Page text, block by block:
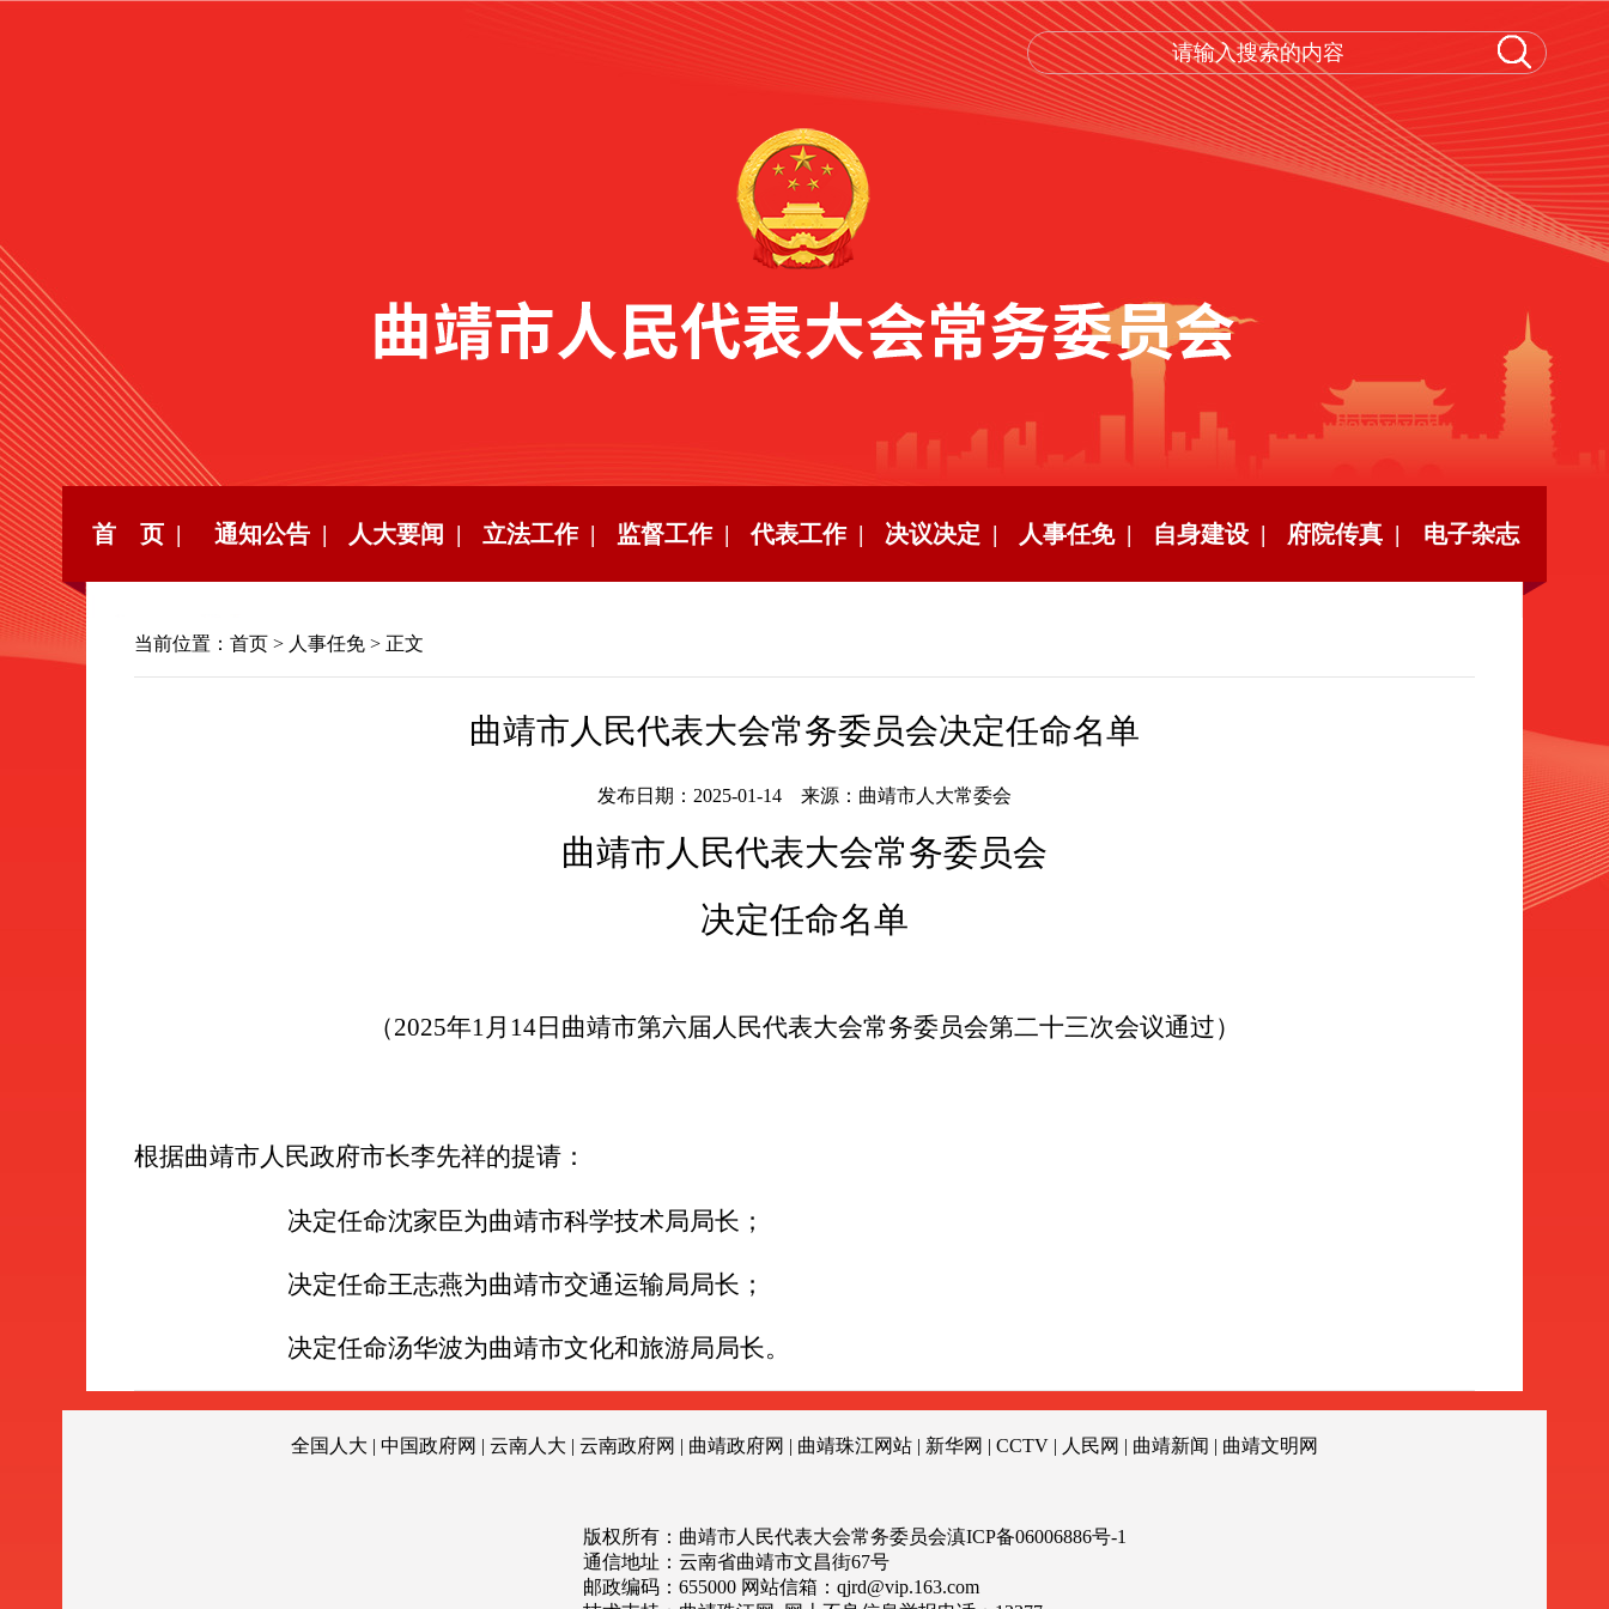
首 页 | 通知公告 | 人大要闻 | 立法工作 | 监督工作 | 代表工作 | 决议决定 | 人事任免 | 自身建设 | 府院传真 | 电子杂志
当前位置： 首页 > 人事任免 > 正文
曲靖市人民代表大会常务委员会决定任命名单
发布日期：2025-01-14 来源：曲靖市人大常委会
曲靖市人民代表大会常务委员会
决定任命名单
（2025年1 月 14日曲靖市第六届人民代表大会常务委员会第二十三次会议通过）
根据曲靖市人民政府市长李先祥的提请：
决定任命沈家臣为曲靖市科学技术局局长；
决定任命王志燕为曲靖市交通运输局局长；
决定任命汤华波为曲靖市文化和旅游局局长。
全国人大 | 中国政府网 | 云南人大 | 云南政府网 | 曲靖政府网 | 曲靖珠江网站 | 新华网 | CCTV | 人民网 | 曲靖新闻 | 曲靖文明网
版权所有：曲靖市人民代表大会常务委员会滇ICP备06006886号-1
通信地址：云南省曲靖市文昌街67号
邮政编码：655000 网站信箱： qjrd@vip.163.com